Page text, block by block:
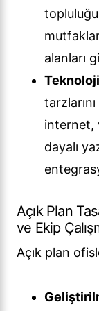
alanları
internet,
dayalı
Açık Plan
ve Ekip
Açık plan